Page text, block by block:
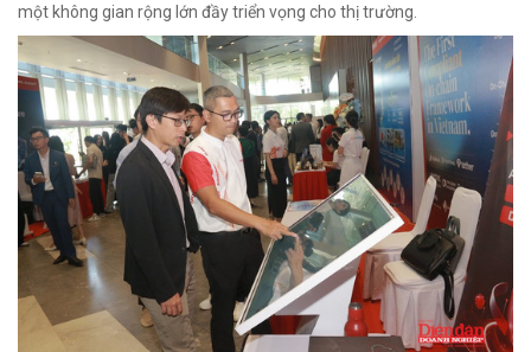
một không gian rộng lớn đầy triển vọng cho thị trường.